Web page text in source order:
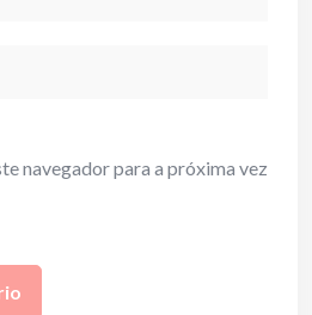
navegador para a próxima vez